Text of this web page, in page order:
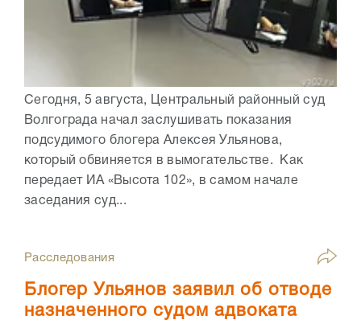
Сегодня, 5 августа, Центральный районный суд
Волгограда начал заслушивать показания
подсудимого блогера Алексея Ульянова,
который обвиняется в вымогательстве. Как
передает ИА «Высота 102», в самом начале
заседания суд...
Расследования
Блогер Ульянов заявил об отводе
назначенного судом адвоката